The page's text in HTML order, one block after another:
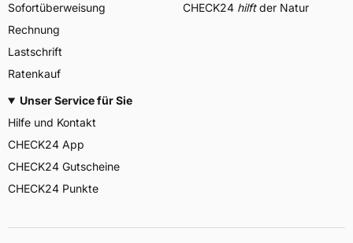
Sofortüberweisung
Rechnung
Lastschrift
Ratenkauf
CHECK24 hilftder Natur
Unser Service für Sie
Hilfe und Kontakt
CHECK24 App
CHECK24 Gutscheine
CHECK24 Punkte